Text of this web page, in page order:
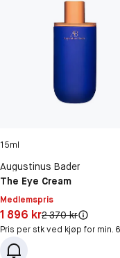
15ml
Augustinus Bader
The Eye Cream
Medlemspris
Pris: 1 896 kr
1 896 krOriginal pris:
2 370 kr
Pris per stk ved kjøp for min.